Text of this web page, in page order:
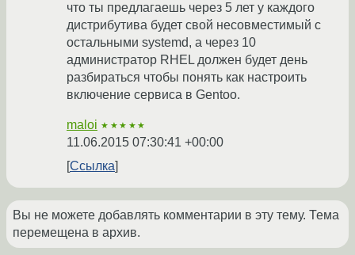
что ты предлагаешь через 5 лет у каждого
дистрибутива будет свой несовместимый с
остальными systemd, а через 10
администратор RHEL должен будет день
разбираться чтобы понять как настроить
включение сервиса в Gentoo.
maloi ★★★★★
11.06.2015 07:30:41 +00:00
Ссылка
Вы не можете добавлять комментарии в эту тему. Тема
перемещена в архив.